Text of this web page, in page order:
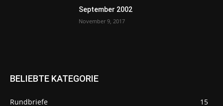
September 2002
November 9, 2017
BELIEBTE KATEGORIE
Rundbriefe 15